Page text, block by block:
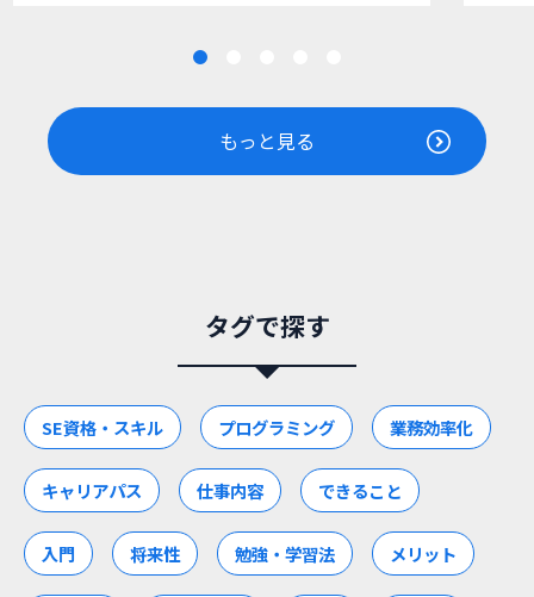
もっと見る
タグで探す
SE資格・スキル プログラミング 業務効率化
キャリアパス 仕事内容 できること
入門 将来性 勉強・学習法 メリット